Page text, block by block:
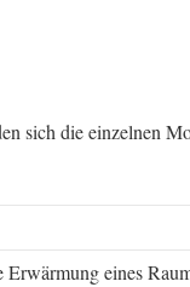
sich die einzelnen
eines